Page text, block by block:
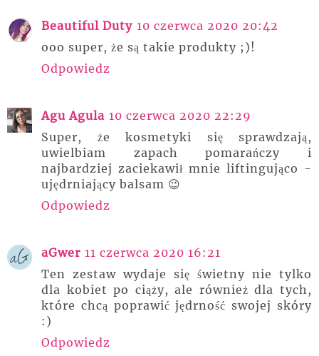
Beautiful Duty 10 czerwca 2020 20:42
ooo super, że są takie produkty ;)!
Odpowiedz
Agu Agula 10 czerwca 2020 22:29
Super, że kosmetyki się sprawdzają,
uwielbiam zapach pomarańczy i
najbardziej zaciekawił mnie liftingująco -
ujędrniający balsam 😉
Odpowiedz
aGwer 11 czerwca 2020 16:21
Ten zestaw wydaje się świetny nie tylko
dla kobiet po ciąży, ale również dla tych,
które chcą poprawić jędrność swojej skóry
:)
Odpowiedz